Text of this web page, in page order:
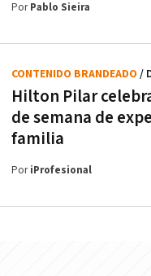
PorPablo Sieira
Hilton Pilar
de semana de
familia
CONTENIDO BRANDEADO /
PoriProfesional